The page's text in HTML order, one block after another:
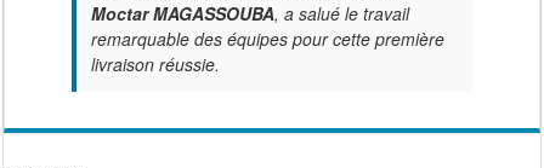
Moctar MAGASSOUBA, a salué le travail
remarquable des équipes pour cette première
livraison réussie.